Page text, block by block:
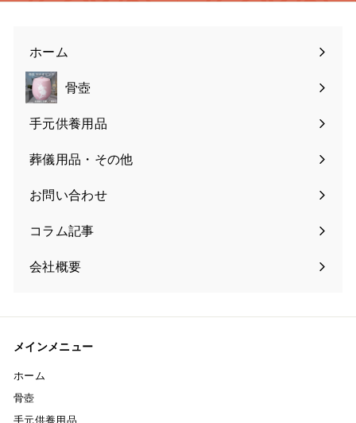
ホーム
骨壺
手元供養用品
葬儀用品・その他
お問い合わせ
コラム記事
会社概要
メインメニュー
ホーム
骨壺
手元供養用品